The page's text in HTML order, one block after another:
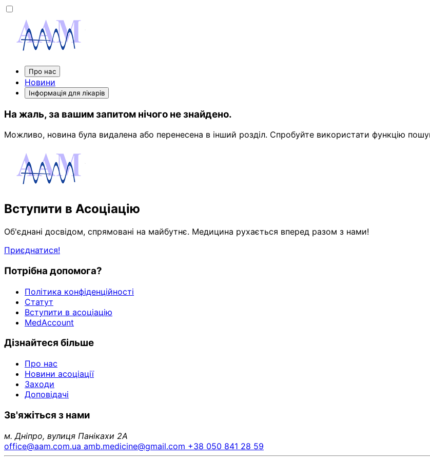
Про нас
Новини
Інформація для лікарів
На жаль, за вашим запитом нічого не знайдено.
Можливо, новина була видалена або перенесена в інший розділ. Спробуйте використати функцію
Вступити в Асоціацію
Об'єднані досвідом, спрямовані на майбутнє. Медицина рухається вперед разом з нами!
Приєднатися!
Потрібна допомога?
Політика конфіденційності
Статут
Вступити в асоціацію
MedAccount
Дізнайтеся більше
Про нас
Новини асоціації
Заходи
Доповідачі
Зв'яжіться з нами
м. Дніпро, вулиця Панікахи 2А
office@aam.com.ua amb.medicine@gmail.com +38 050 841 28 59